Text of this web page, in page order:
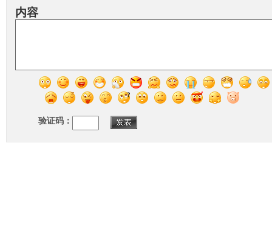
内容
验证码：